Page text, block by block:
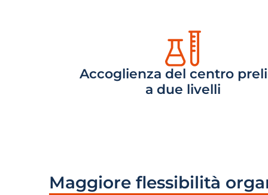
Accoglienza del centro
a due livelli
Maggiore flessibilità